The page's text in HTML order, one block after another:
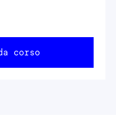
corso